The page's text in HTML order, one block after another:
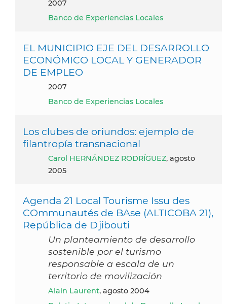
2007
Banco de Experiencias Locales
EL MUNICIPIO EJE DEL DESARROLLO
ECONÓMICO LOCAL Y GENERADOR
DE EMPLEO
2007
Banco de Experiencias Locales
Los clubes de oriundos: ejemplo de
filantropía transnacional
Carol HERNÁNDEZ RODRÍGUEZ, agosto
2005
Agenda 21 Local Tourisme Issu des
COmmunautés de BAse (ALTICOBA 21),
República de Djibouti
Un planteamiento de desarrollo
sostenible por el turismo
responsable a escala de un
territorio de movilización
Alain Laurent, agosto 2004